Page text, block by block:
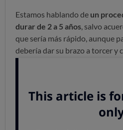
Estamos hablando de un
durar de 2 a 5 años , salvo
que sería más rápido, aunque
debería dar su brazo a torcer y
OCU reclama más 22 millones
persona en concepto de